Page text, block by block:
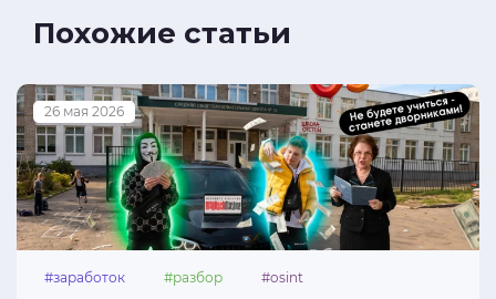
Похожие статьи
26 мая 2026
#заработок #разбор #osint